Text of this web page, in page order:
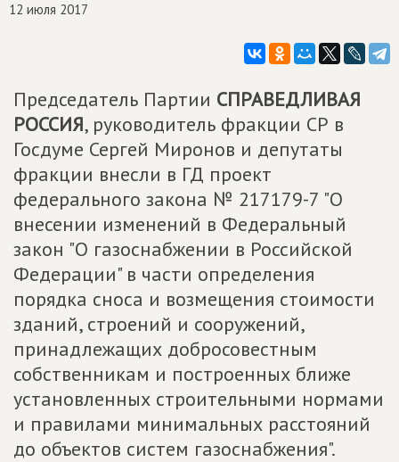
12 июля 2017
Председатель Партии СПРАВЕДЛИВАЯ
РОССИЯ, руководитель фракции СР в
Госдуме Сергей Миронов и депутаты
фракции внесли в ГД проект
федерального закона № 217179-7 "О
внесении изменений в Федеральный
закон "О газоснабжении в Российской
Федерации" в части определения
порядка сноса и возмещения стоимости
зданий, строений и сооружений,
принадлежащих добросовестным
собственникам и построенных ближе
установленных строительными нормами
и правилами минимальных расстояний
до объектов систем газоснабжения".